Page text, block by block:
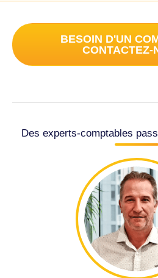
BESOIN D'UN
CONTACTEZ-
Des experts-comptables